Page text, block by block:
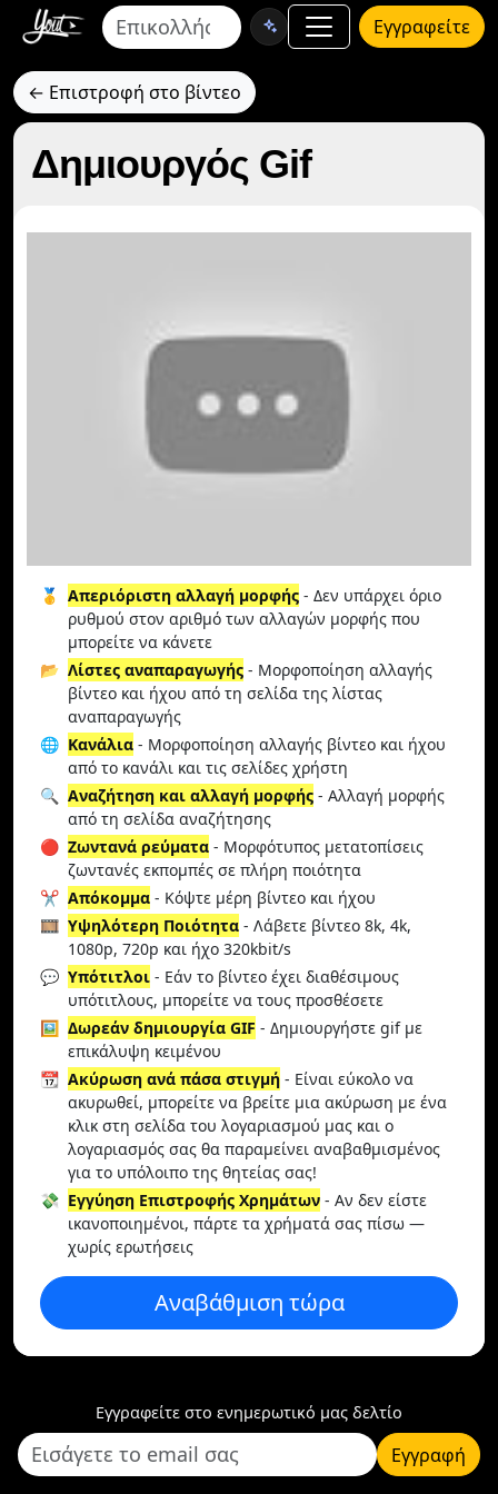
Εγγραφείτε
← Επιστροφή στο βίντεο
Δημιουργός Gif
🥇 Απεριόριστη αλλαγή μορφής - Δεν υπάρχει όριο
ρυθμού στον αριθμό των αλλαγών μορφής που
μπορείτε να κάνετε
📂 Λίστες αναπαραγωγής - Μορφοποίηση αλλαγής
βίντεο και ήχου από τη σελίδα της λίστας
αναπαραγωγής
🌐 Κανάλια - Μορφοποίηση αλλαγής βίντεο και ήχου
από το κανάλι και τις σελίδες χρήστη
🔍 Αναζήτηση και αλλαγή μορφής - Αλλαγή μορφής
από τη σελίδα αναζήτησης
🔴 Ζωντανά ρεύματα - Μορφότυπος μετατοπίσεις
ζωντανές εκπομπές σε πλήρη ποιότητα
✂️ Απόκομμα - Κόψτε μέρη βίντεο και ήχου
🎞️ Υψηλότερη Ποιότητα - Λάβετε βίντεο 8k, 4k,
1080p, 720p και ήχο 320kbit/s
💬 Υπότιτλοι - Εάν το βίντεο έχει διαθέσιμους
υπότιτλους, μπορείτε να τους προσθέσετε
🖼️ Δωρεάν δημιουργία GIF - Δημιουργήστε gif με
επικάλυψη κειμένου
📆 Ακύρωση ανά πάσα στιγμή - Είναι εύκολο να
ακυρωθεί, μπορείτε να βρείτε μια ακύρωση με ένα
κλικ στη σελίδα του λογαριασμού μας και ο
λογαριασμός σας θα παραμείνει αναβαθμισμένος
για το υπόλοιπο της θητείας σας!
💸 Εγγύηση Επιστροφής Χρημάτων - Αν δεν είστε
ικανοποιημένοι, πάρτε τα χρήματά σας πίσω —
χωρίς ερωτήσεις
Αναβάθμιση τώρα
Εγγραφείτε στο ενημερωτικό μας δελτίο
Εγγραφή